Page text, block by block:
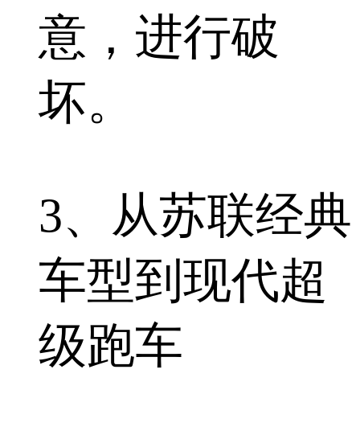
意，进行破
坏。
3、从苏联经典
车型到现代超
级跑车